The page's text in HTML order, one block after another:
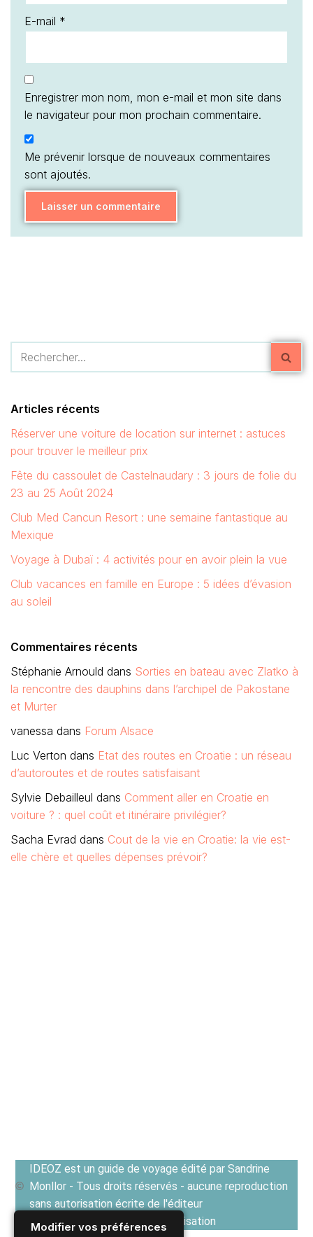
Modifier vos préférences
E-mail *
Enregistrer mon nom, mon e-mail et mon site dans
le navigateur pour mon prochain commentaire.
Me prévenir lorsque de nouveaux commentaires
sont ajoutés.
Articles récents
Réserver une voiture de location sur internet : astuces
pour trouver le meilleur prix
Fête du cassoulet de Castelnaudary : 3 jours de folie du
23 au 25 Août 2024
Club Med Cancun Resort : une semaine fantastique au
Mexique
Voyage à Dubaï : 4 activités pour en avoir plein la vue
Club vacances en famille en Europe : 5 idées d’évasion
au soleil
Commentaires récents
Stéphanie Arnould dans Sorties en bateau avec Zlatko à
la rencontre des dauphins dans l’archipel de Pakostane
et Murter
vanessa dans Forum Alsace
Luc Verton dans Etat des routes en Croatie : un réseau
d’autoroutes et de routes satisfaisant
Sylvie Debailleul dans Comment aller en Croatie en
voiture ? : quel coût et itinéraire privilégier?
Sacha Evrad dans Cout de la vie en Croatie: la vie est-
elle chère et quelles dépenses prévoir?
IDEOZ est un guide de voyage édité par Sandrine
Monllor - Tous droits réservés - aucune reproduction
sans autorisation écrite de l'éditeur
Voir les Conditions générales d'utilisation